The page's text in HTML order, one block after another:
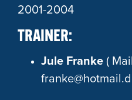
2001-2004
TRAINER:
Jule Franke (